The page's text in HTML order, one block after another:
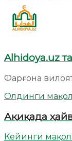
Alhidoya.uz
Фарғона
Олдинги
Ақиқада
Кейинги